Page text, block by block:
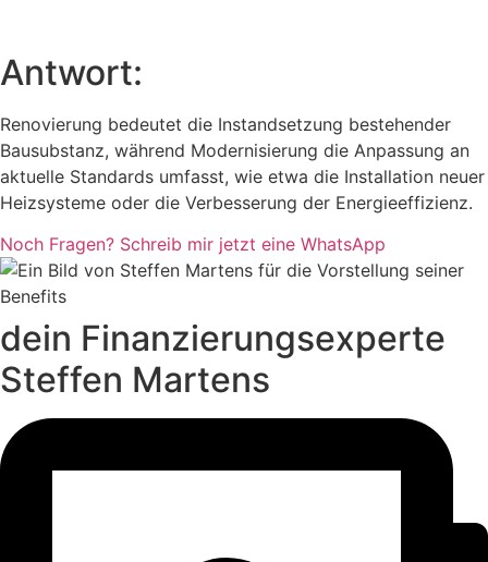
Antwort:
Renovierung bedeutet die Instandsetzung bestehender
Bausubstanz, während Modernisierung die Anpassung an
aktuelle Standards umfasst, wie etwa die Installation neuer
Heizsysteme oder die Verbesserung der Energieeffizienz.
Noch Fragen? Schreib mir jetzt eine WhatsApp
dein Finanzierungsexperte
Steffen Martens